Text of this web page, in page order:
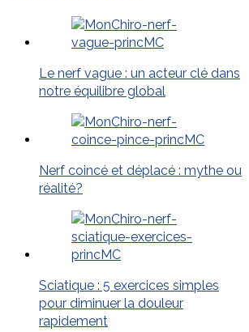
Le nerf vague : un acteur clé dans
notre équilibre global
Nerf coincé et déplacé : mythe ou
réalité?
Sciatique : 5 exercices simples
pour diminuer la douleur
rapidement